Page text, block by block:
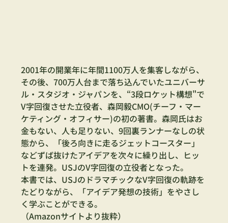
2001年の開業年に年間1100万人を集客しながら、
その後、700万人台まで落ち込んでいたユニバーサ
ル・スタジオ・ジャパンを、“3段ロケット構想"で
V字回復させた立役者、森岡毅CMO(チーフ・マー
ケティング・オフィサー)の初の著書。森岡氏はお
金もない、人も足りない、9回裏ランナーなしの状
態から、「後ろ向きに走るジェットコースター」
などずば抜けたアイデアを次々に繰り出し、ヒッ
トを連発。USJのV字回復の立役者となった。
本書では、USJのドラマチックなV字回復の軌跡を
たどりながら、「アイデア発想の技術」をやさし
く学ぶことができる。
（Amazonサイトより抜粋）